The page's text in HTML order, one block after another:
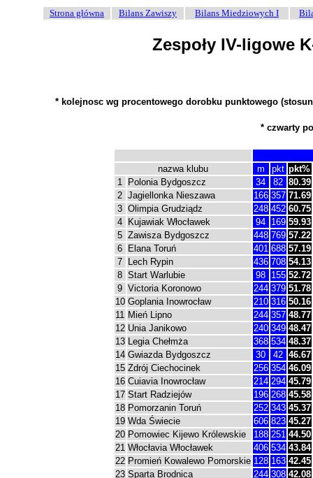
Strona główna Bilans Zawiszy Bilans Miedziowych I
Zespoły IV-ligowe
* kolejnosc wg procentowego dorobku punktowego
* czwarty
nazwa klubu m pkt pkt%
1
Polonia Bydgoszcz 34 82 80.39
2 Jagiellonka Nieszawa 166 357 71.69
3 Olimpia Grudziądz 248 452 60.75
4
Kujawiak Włocławek 94 169 59.93
5 Zawisza Bydgoszcz 448 769 57.22
6
Elana Toruń 401 688 57.19
7
Lech Rypin 436 708 54.13
8 Start Warlubie 98 155 52.72
9 Victoria Koronowo 244 379 51.78
10 Goplania Inowrocław 210 316 50.16
11 Mień Lipno 244 357 48.77
12 Unia Janikowo 240 349 48.47
13 Legia Chełmża 368 534 48.37
14 Gwiazda Bydgoszcz 30 42 46.67
15 Zdrój Ciechocinek 256 354 46.09
16 Cuiavia Inowrocław 214 294 45.79
17 Start Radziejów 196 268 45.58
18 Pomorzanin Toruń 252 343 45.37
19 Wda Świecie 606 823 45.27
20 Pomowiec Kijewo Królewskie 188 251 44.50
21 Włocłavia Włocławek 406 534 43.84
22 Promień Kowalewo Pomorskie 128 163 42.45
23 Sparta Brodnica 244 308 42.08